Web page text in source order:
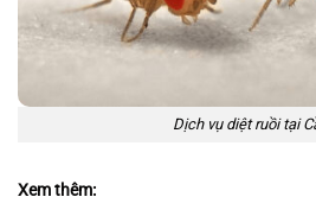
Dịch vụ diệt ruồi tại
Xem thêm: